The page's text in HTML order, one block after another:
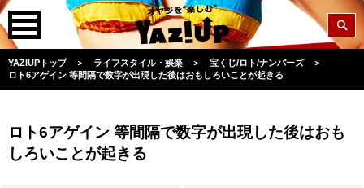
YAZIUPトップ ＞ ライフスタイル・娯楽 ＞ 宝くじ/ロト/ナンバーズ
＞
ロト6アゲイン 等間隔で数字が出現した後はおもしろいことが起きる
ロト6アゲイン 等間隔で数字が出現した後はおも
しろいことが起きる